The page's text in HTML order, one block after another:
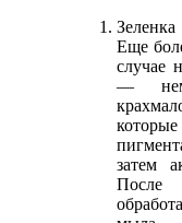
Еще
случае
—
затем
После